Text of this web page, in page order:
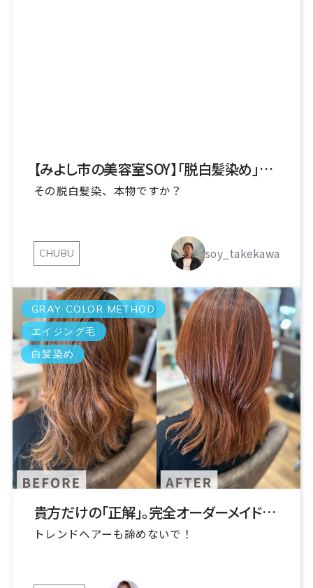
【みよし市の美容室SOY】「脱白髪染め」の本当の意味とは？未来の髪を育てるグレーカラーメソッド
その脱白髪染、本物ですか？
CHUBU soy_takekawa
GRAY COLOR METHOD
エイジング毛
白髪染め
貴方だけの「正解」。完全オーダーメイドの白髪解決策
トレンドヘアーも諦めないで！